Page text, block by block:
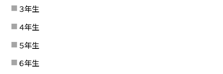
３年生
４年生
５年生
６年生